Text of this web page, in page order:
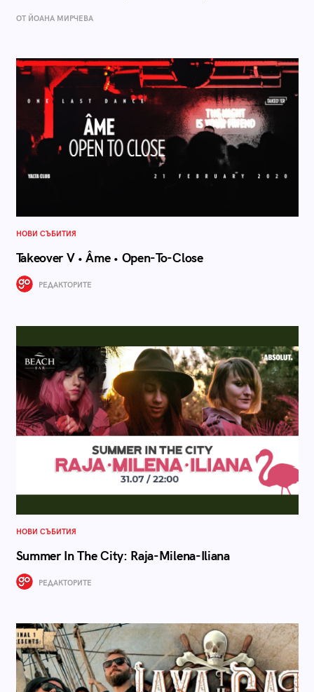
ОТ ЙОАНА МИРЧЕВА
НОВИ СЪБИТИЯ
Takeover V • Âme • Open-To-Close
РЕДАКТОРИТЕ
НОВИ СЪБИТИЯ
Summer In The City: Raja-Milena-Iliana
РЕДАКТОРИТЕ